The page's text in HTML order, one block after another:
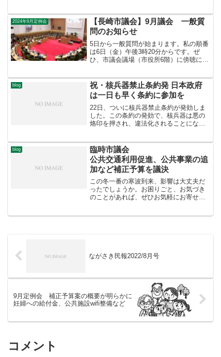
西）１１疾病で原爆被害者を分断するこ
とは許されない。すべて...
2024年9月定例会
【長崎市議会】9月議会 一般質
問のお知らせ
5日から一般質問が始まります。私の順番
は6日（金）午後3時20分からです。ぜ
ひ、市議会議場（市役所6階）に傍聴にお
や被爆80周年にむけた平和の取り組みな
ど5項目を取り上...
blog
祝・核兵器禁止条約発 日本政府
は一日も早く条約に参加を
22日、ついに核兵器禁止条約が発効しま
した。この条約の発効で、核兵器は悪の
烙印を押され、違法化されることになり
しがみつく核保有国や国兵器依存国など
の核兵器固執勢力は、い...
blog
臨時市議会
公共交通利用促進、公共事業の追
加など補正予算を議決
この冬一番の寒波到来、影響は大丈夫だ
ったでしょうか。お困りごと、お気づき
のことがあれば、ぜひお気軽にお寄せく
ながさき民報2022/8月号
9月定例会 補正予算案の概要が明らかに
妊婦への給付金、公共施設wifi整備など
コメント